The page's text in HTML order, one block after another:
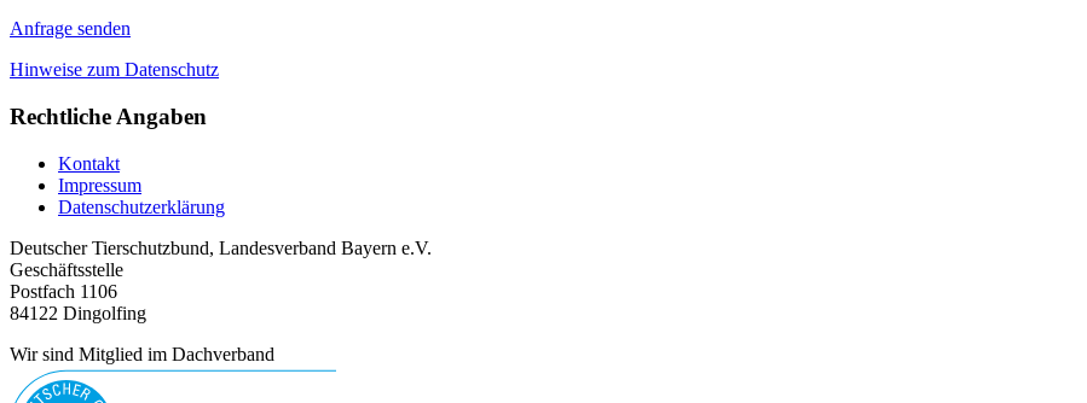
Anfrage senden
Hinweise zum Datenschutz
Rechtliche Angaben
Kontakt
Impressum
Datenschutzerklärung
Deutscher Tierschutzbund, Landesverband Bayern e.V.
Geschäftsstelle
Postfach 1106
84122 Dingolfing
Wir sind Mitglied im Dachverband